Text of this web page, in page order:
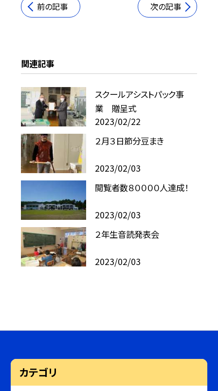
前の記事 次の記事
関連記事
スクールアシストパック事
業 贈呈式
2023/02/22
２月３日節分豆まき
2023/02/03
閲覧者数８００００人達成！
2023/02/03
２年生音読発表会
2023/02/03
カテゴリ